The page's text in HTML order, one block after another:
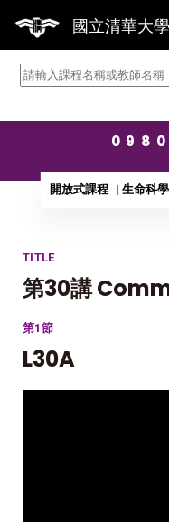
國立清華大
開放式課程 生命科
TITLE
第30講
第1節
L30A